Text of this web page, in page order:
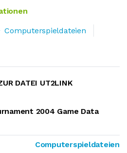
Computerspieldateien
DATEI UT2LINK
2004 Game Data
Computerspieldateien